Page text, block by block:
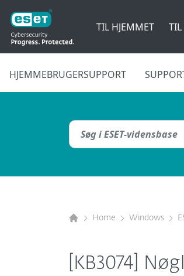
TIL HJEMMET
HJEMMEBRUGERSUPPORT
Home Windows
[KB3074]